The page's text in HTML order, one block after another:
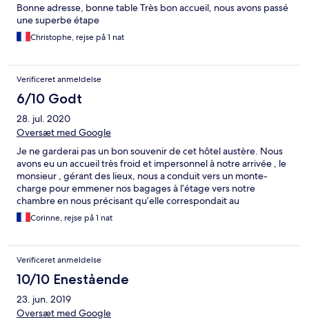
Bonne adresse, bonne table Très bon accueil, nous avons passé
une superbe étape
Christophe, rejse på 1 nat
Verificeret anmeldelse
6/10 Godt
28. jul. 2020
Oversæt med Google
Je ne garderai pas un bon souvenir de cet hôtel austère. Nous
avons eu un accueil très froid et impersonnel à notre arrivée , le
monsieur , gérant des lieux, nous a conduit vers un monte-
charge pour emmener nos bagages à l’étage vers notre
chambre en nous précisant qu’elle correspondait au
surclassement demandé , la chambre était propre et bien
meublée, spacieuse, mais la fenêtre ne pouvait pas s’ouvrir sur la
ne nous a pas proposé d ´ouvrir la fenêtre ( à cause du COVID )
et il est parti fâché car je lui ai demandé de changer de
chambre! et lui ai fait quelques remarques . Heureusement le
lendemain nous avons apprécié le petit déjeuner copieux et
qualitatif et la gentillesse de la serveuse, servi dans un très joli
jardin avec de grands arbres. A notre départ nous avons
Corinne, rejse på 1 nat
Verificeret anmeldelse
10/10 Enestående
23. jun. 2019
Oversæt med Google